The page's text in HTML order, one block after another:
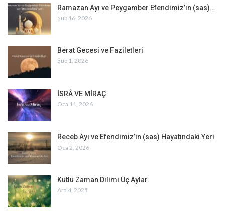
Ramazan Ayı ve Peygamber Efendimiz’in (sas)…
Şub 16, 2026
Berat Gecesi ve Faziletleri
Şub 1, 2026
İSRÂ VE MİRAÇ
Oca 11, 2026
Receb Ayı ve Efendimiz’in (sas) Hayatındaki Yeri
Oca 2, 2026
Kutlu Zaman Dilimi Üç Aylar
Ara 4, 2025